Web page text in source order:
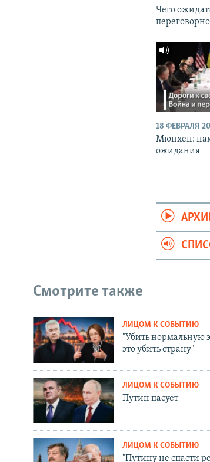
Чего
18 ФЕВРАЛЯ
Мюнхен:
ожидания
Смотрите также
ЛИЦОМ К СОБЫТИЮ
"Убить нормальную
это убить страну"
ЛИЦОМ К СОБЫТИЮ
Путин пасует
ЛИЦОМ К СОБЫТИЮ
"Путину не спасти